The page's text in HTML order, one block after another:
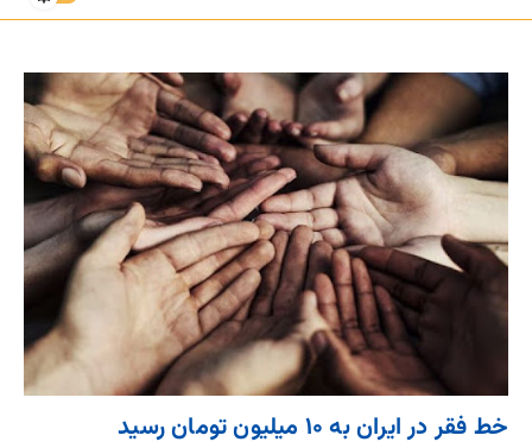
خط فقر در ایران به ۱۰ میلیون تومان رسید